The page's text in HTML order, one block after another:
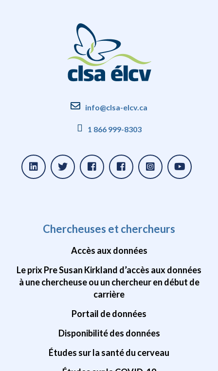
info@clsa-elcv.ca
1 866 999-8303
Chercheuses et chercheurs
Accès aux données
Le prix Pre Susan Kirkland d’accès aux données
à une chercheuse ou un chercheur en début de
carrière
Portail de données
Disponibilité des données
Études sur la santé du cerveau